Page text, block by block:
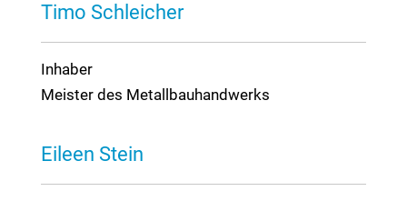
Timo Schleicher
Inhaber
Meister des Metallbauhandwerks
Eileen Stein